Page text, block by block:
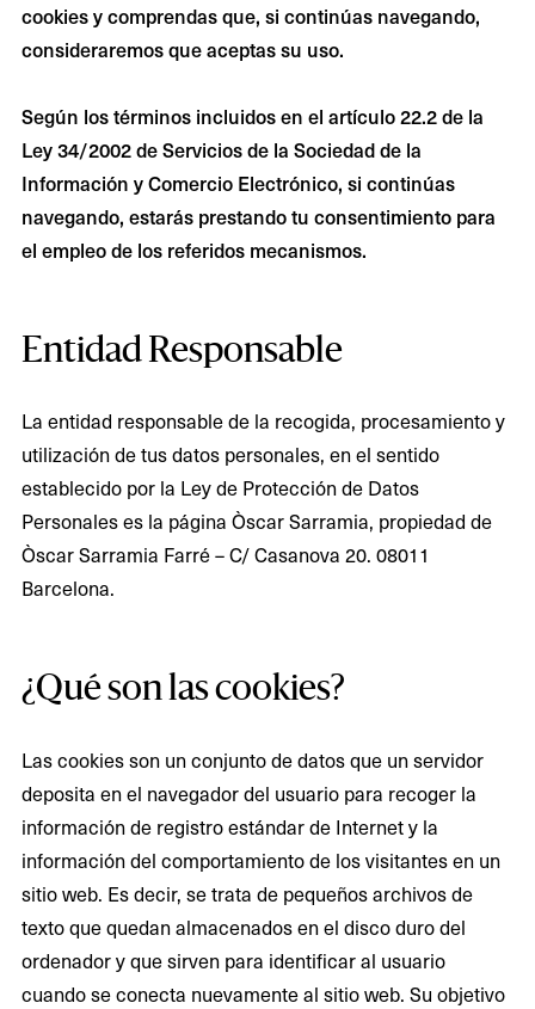
cookies y comprendas que, si continúas navegando,
consideraremos que aceptas su uso.
Según los términos incluidos en el artículo 22.2 de la
Ley 34/2002 de Servicios de la Sociedad de la
Información y Comercio Electrónico, si continúas
navegando, estarás prestando tu consentimiento para
el empleo de los referidos mecanismos.
Entidad Responsable
La entidad responsable de la recogida, procesamiento y
utilización de tus datos personales, en el sentido
establecido por la Ley de Protección de Datos
Personales es la página Òscar Sarramia, propiedad de
Òscar Sarramia Farré – C/ Casanova 20. 08011
Barcelona.
¿Qué son las cookies?
Las cookies son un conjunto de datos que un servidor
deposita en el navegador del usuario para recoger la
información de registro estándar de Internet y la
información del comportamiento de los visitantes en un
sitio web. Es decir, se trata de pequeños archivos de
texto que quedan almacenados en el disco duro del
ordenador y que sirven para identificar al usuario
cuando se conecta nuevamente al sitio web. Su objetivo